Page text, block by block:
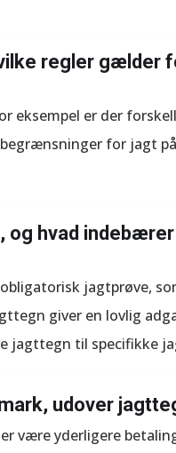
regler gælder
eksempel er der
for jagt
og hvad
jagtprøve,
giver en lovlig
jagttegn til specifikke
udover
være yderligere